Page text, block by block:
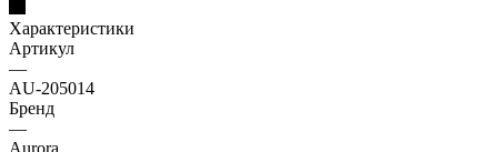
Характеристики
Артикул
—
AU-205014
Бренд
—
Aurora